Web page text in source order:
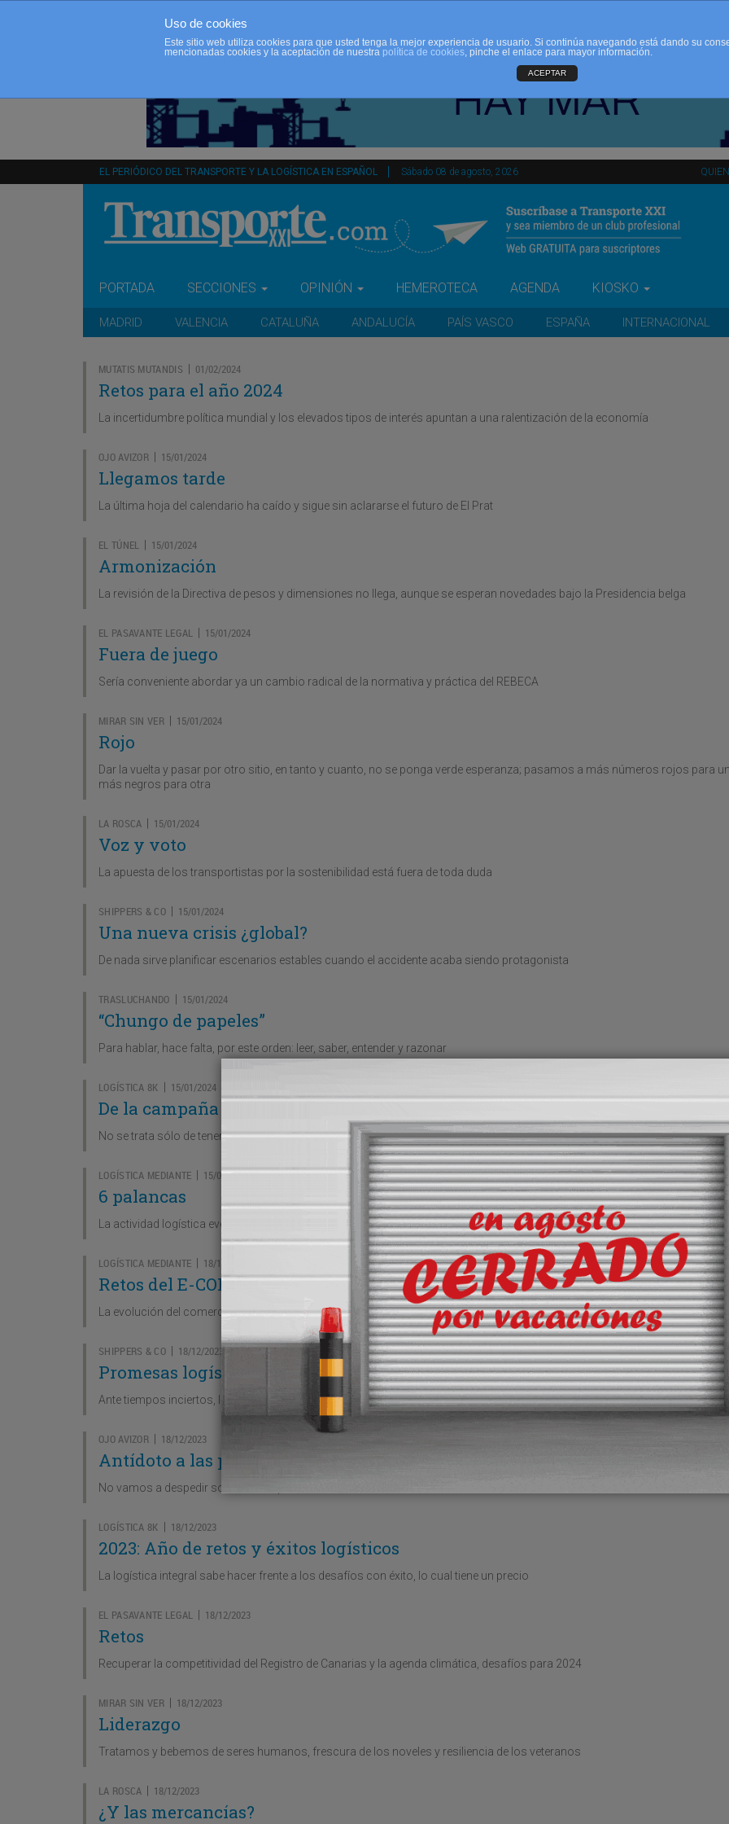
EL PERIÓDICO DEL TRANSPORTE Y LA LOGÍSTICA EN ESPAÑOL Sábado 08 de agosto, 2026
PORTADA SECCIONES OPINIÓN HEMEROTECA AGENDA KIOSKO
MADRID VALENCIA CATALUÑA ANDALUCÍA PAÍS VASCO ESPAÑA INTERNACIONAL
MUTATIS MUTANDIS 01/02/2024
Retos para el año 2024
La incertidumbre política mundial y los elevados tipos de interés apuntan a una ralentización de la economía
OJO AVIZOR 15/01/2024
Llegamos tarde
La última hoja del calendario ha caído y sigue sin aclararse el futuro de El Prat
EL TÚNEL 15/01/2024
Armonización
La revisión de la Directiva de pesos y dimensiones no llega, aunque se esperan novedades bajo la Presidencia belga
EL PASAVANTE LEGAL 15/01/2024
Fuera de juego
Sería conveniente abordar ya un cambio radical de la normativa y práctica del REBECA
MIRAR SIN VER| 15/01/2024
Rojo
Dar la vuelta y pasar por otro sitio, en tanto y cuanto, no se ponga verde esperanza; pasamos a más números rojos para
más negros para otra
LA ROSCA 15/01/2024
Voz y voto
La apuesta de los transportistas por la sostenibilidad está fuera de toda duda
SHIPPERS & CO| 15/01/2024
Una nueva crisis ¿global?
De nada sirve planificar escenarios estables cuando el accidente acaba siendo protagonista
TRASLUCHANDO 15/01/2024
“Chungo de papeles”
Para hablar, hace falta, por este orden: leer, saber, entender y razonar
LOGÍSTICA 8K 15/01/2024
De la campaña navideña a las devoluciones
No se trata sólo de tener muchos clientes, sino de que éstos sean rentables
LOGÍSTICA MEDIANTE 15/01/2024
6 palancas
La actividad logística evoluciona en nuestro país hacia un paradigma cada vez más competitivo y sostenible
LOGÍSTICA MEDIANTE 18/12/2023
Retos del E-COM
La evolución del comercio electrónico desde la década de los 90 es imparable
SHIPPERS & CO| 18/12/2023
Promesas logísticas
Ante tiempos inciertos, la única manera posible de existir es mediante la militancia en el compromiso
OJO AVIZOR 18/12/2023
Antídoto a las penas
No vamos a despedir solo con las penas del sector el último artículo del año
LOGÍSTICA 8K 18/12/2023
2023: Año de retos y éxitos logísticos
La logística integral sabe hacer frente a los desafíos con éxito, lo cual tiene un precio
EL PASAVANTE LEGAL 18/12/2023
Retos
Recuperar la competitividad del Registro de Canarias y la agenda climática, desafíos para 2024
MIRAR SIN VER| 18/12/2023
Liderazgo
Tratamos y bebemos de seres humanos, frescura de los noveles y resiliencia de los veteranos
LA ROSCA 18/12/2023
¿Y las mercancías?
Uso de cookies
Este sitio web utiliza cookies para que usted tenga la mejor experiencia de usuario. Si continúa navegando está dando su
mencionadas cookies y la aceptación de nuestra política de cookies, pinche el enlace para mayor información.
ACEPTAR